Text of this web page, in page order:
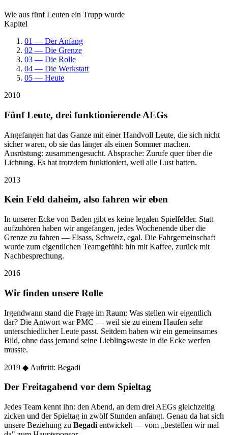
Wie aus fünf Leuten ein Trupp wurde
Kapitel
01 — Der Anfang
02 — Die Grenze
03 — Die Rolle
04 — Die Werkstatt
05 — Heute
2010
Fünf Leute, drei funktionierende AEGs
Angefangen hat das Ganze mit einer Handvoll Leute, die sich nicht
sicher waren, ob sie das länger als einen Sommer machen.
Ausrüstung: zusammengesucht. Absprache: Zurufe quer über die
Lichtung. Es hat trotzdem funktioniert, weil alle Lust hatten.
2013
Kein Feld daheim, also fahren wir eben
In unserer Ecke von Baden gibt es keine legalen Spielfelder. Statt
aufzuhören haben wir angefangen, jedes Wochenende über die
Grenze zu fahren — Elsass, Schweiz, egal. Die Fahrgemeinschaft
wurde zum eigentlichen Teamgefühl: hin mit Kaffee, zurück mit
Nachbesprechung.
2016
Wir finden unsere Rolle
Irgendwann stand die Frage im Raum: Was stellen wir eigentlich
dar? Die Antwort war PMC — weil sie zu einem Haufen sehr
unterschiedlicher Leute passt. Seitdem haben wir ein gemeinsames
Bild, ohne dass jemand seine Lieblingsweste in die Ecke werfen
musste.
2019 ◆ Auftritt: Begadi
Der Freitagabend vor dem Spieltag
Jedes Team kennt ihn: den Abend, an dem drei AEGs gleichzeitig
zicken und der Spieltag in zwölf Stunden anfängt. Genau da hat sich
unsere Beziehung zu Begadi entwickelt — vom „bestellen wir mal